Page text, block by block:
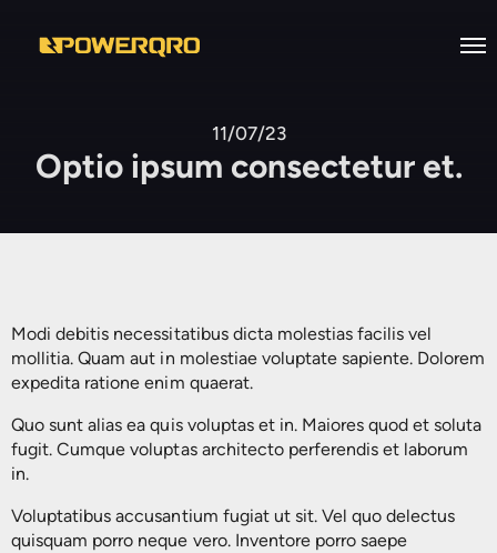
Nosotros
Eléctricas en Alta, Media y Baja
tensión
Estudios Eléctricos
Otros Servicios
Sistemas de Energía Ininterrumpida
Reguladores de Voltaje
Reguladores Automáticos
Filtros de Armónicos
Viakon
Prolec
Supra
Bolsa de Trabajo
Contacto
EN
11/07/23
Optio ipsum consectetur et.
Modi debitis necessitatibus dicta molestias facilis vel
mollitia. Quam aut in molestiae voluptate sapiente. Dolorem
expedita ratione enim quaerat.
Quo sunt alias ea quis voluptas et in. Maiores quod et soluta
fugit. Cumque voluptas architecto perferendis et laborum
in.
Voluptatibus accusantium fugiat ut sit. Vel quo delectus
quisquam porro neque vero. Inventore porro saepe